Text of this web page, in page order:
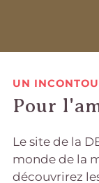
UN
Pour
Le site de la
monde de la
découvrirez